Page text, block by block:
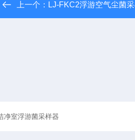
上一个： LJ-FKC2浮游空气尘菌